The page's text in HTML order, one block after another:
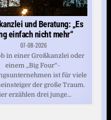
und Beratung: „Es
einfach nicht mehr“
07-08-2026
in einer Großkanzlei oder
einem „Big Four“-
ist für viele
der große Traum.
erzählen drei junge...